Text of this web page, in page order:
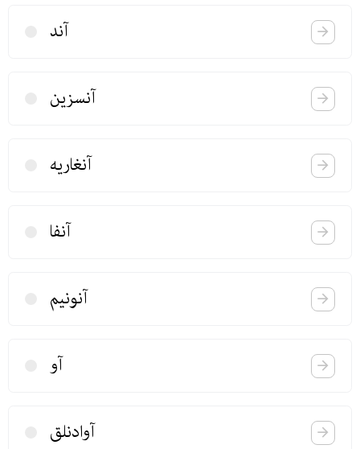
آند
آنسزین
آنغاریه
آنفا
آنونیم
آو
آوادنلق